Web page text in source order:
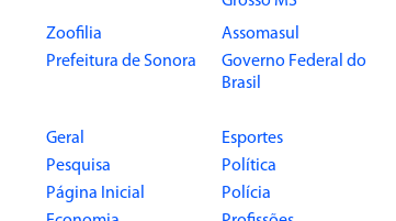
Zoofilia
Assomasul
Prefeitura de Sonora
Governo Federal do
Brasil
Geral
Esportes
Pesquisa
Política
Página Inicial
Polícia